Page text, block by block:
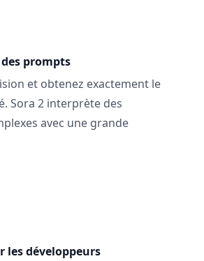
prompts
et obtenez exactement le
Sora 2 interprète des
avec une grande
les développeurs